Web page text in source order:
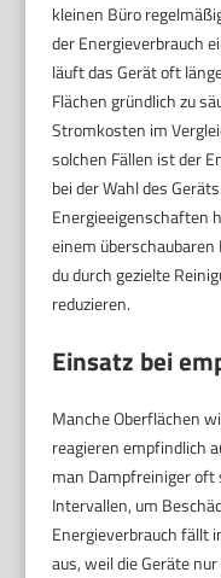
kleinen Büro
der Energieverbrauch
läuft das Gerät oft
Flächen gründlich zu
Stromkosten im
solchen Fällen ist der
bei der Wahl des
Energieeigenschaften
einem
du durch gezielte
reduzieren.
Einsatz bei
Manche Oberflächen
reagieren empfindlich
man Dampfreiniger oft
Intervallen, um
Energieverbrauch fällt
aus, weil die Geräte